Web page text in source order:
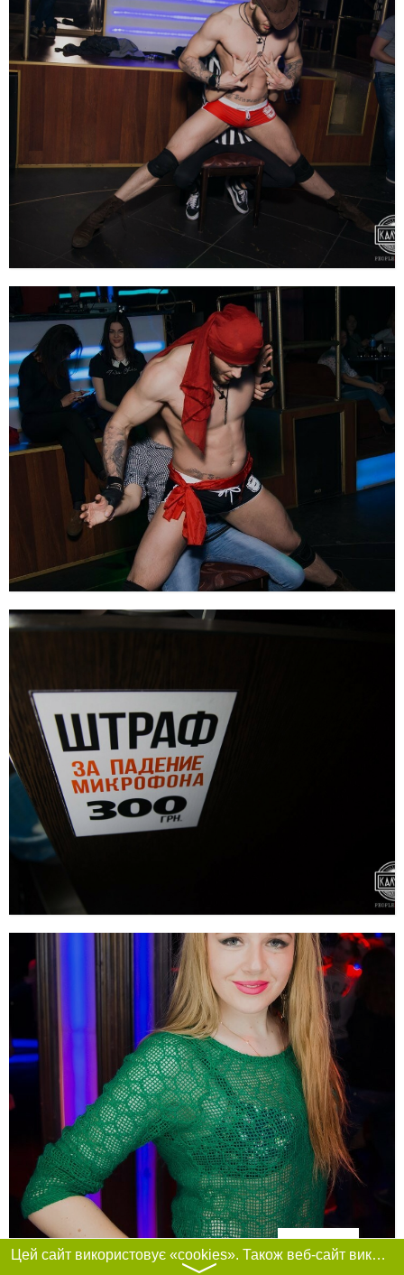
Фільтри
Цей сайт використовує «cookies». Також веб-сайт використовує інтернет-сервіс для збору технічних даних стосовно відвідувачів з метою отримання маркетингової та статистичної інформації. Умови обробки даних відвідувачів сайту див.
〉